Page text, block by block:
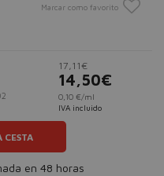
Marcar como favorito
17,11€
14,50€
0,10 €/ml
IVA incluido
en 48 horas